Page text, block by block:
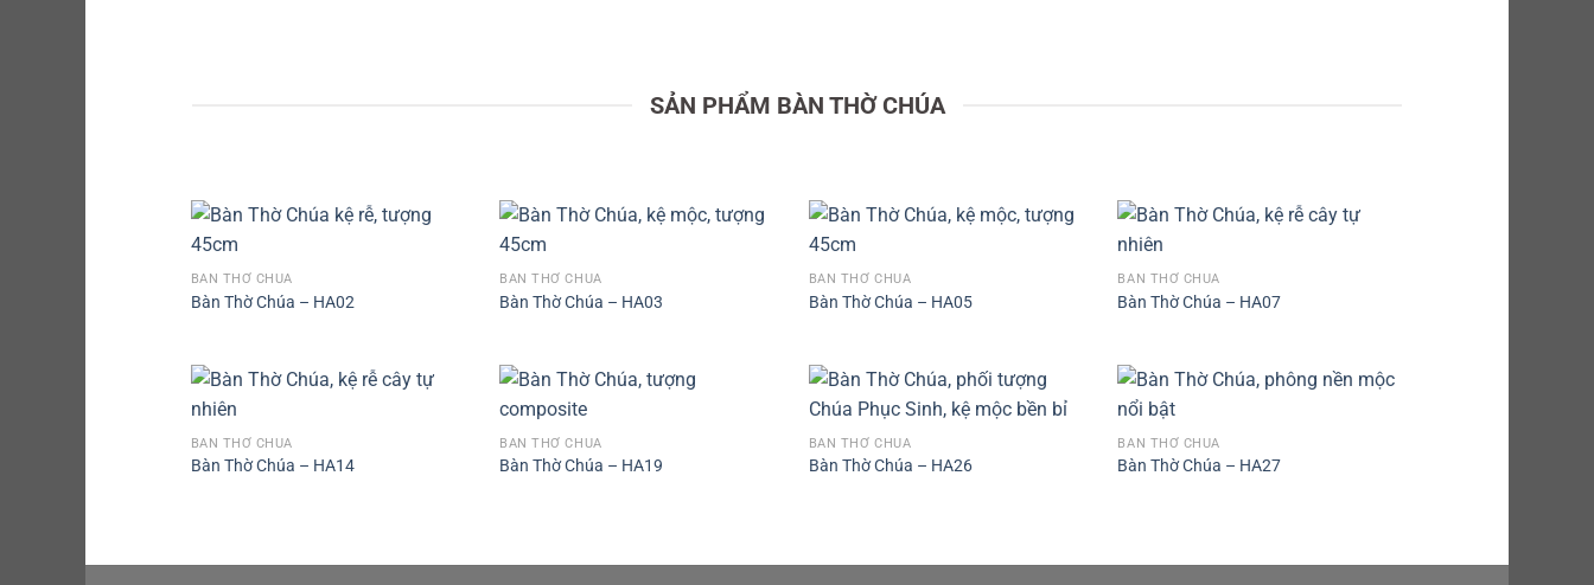
SẢN PHẨM BÀN THỜ CHÚA
BÀN THỜ CHÚA
Bàn Thờ Chúa – HA02
BÀN THỜ CHÚA
Bàn Thờ Chúa – HA03
BÀN THỜ CHÚA
Bàn Thờ Chúa – HA05
BÀN THỜ CHÚA
Bàn Thờ Chúa – HA07
BÀN THỜ CHÚA
Bàn Thờ Chúa – HA14
BÀN THỜ CHÚA
Bàn Thờ Chúa – HA19
BÀN THỜ CHÚA
Bàn Thờ Chúa – HA26
BÀN THỜ CHÚA
Bàn Thờ Chúa – HA27